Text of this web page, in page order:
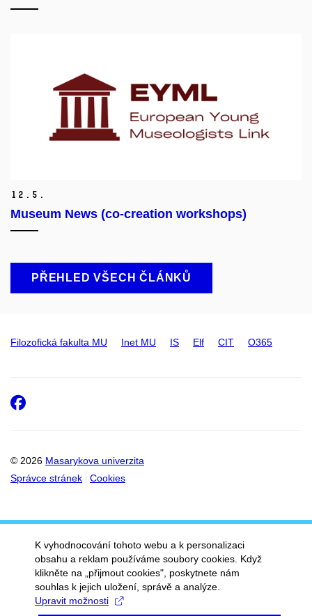
12. 5.
Museum News (co-creation workshops)
PŘEHLED VŠECH ČLÁNKŮ
Filozofická fakulta MU Inet MU IS Elf CIT O365
© 2026 Masarykova univerzita
Správce stránek
Cookies
Facebook
K vyhodnocování tohoto webu a k personalizaci
obsahu a reklam používáme soubory cookies. Když
klikněte na „přijmout cookies", poskytnete nám
souhlas k jejich uložení, správě a analýze.
Upravit možnosti